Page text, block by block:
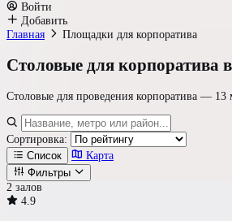
Войти
Добавить
Главная
Площадки для корпоратива
Столовые для корпоратива
Столовые для проведения корпоратива — 13
Сортировка:
Список
Карта
Фильтры
Где проводим?
2 залов
4.9